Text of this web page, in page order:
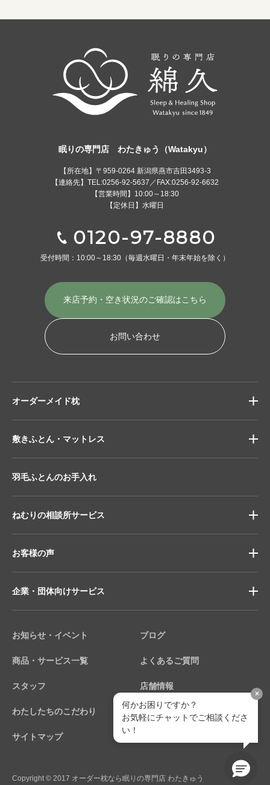
眠りの専門店 わたきゅう（Watakyu）
【所在地】〒959-0264 新潟県燕市吉田3493-3
【連絡先】TEL:0256-92-5637／FAX:0256-92-6632
【営業時間】10:00～18:30
【定休日】水曜日
0120-97-8880
受付時間：10:00～18:30 （毎週水曜日・年末年始を除く）
来店予約・空き状況のご確認はこちら
お問い合わせ
オーダーメイド枕
敷きふとん・マットレス
羽毛ふとんのお手入れ
ねむりの相談所サービス
お客様の声
企業・団体向けサービス
お知らせ・イベント ブログ
商品・サービス一覧 よくあるご質問
スタッフ 店舗情報
わたしたちのこだわり 個人情報保護方針
サイトマップ
Copyright © 2017 オーダー枕なら眠りの専門店 わたきゅう
×
何かお困りですか？
お気軽にチャットでご相談くださ
い！